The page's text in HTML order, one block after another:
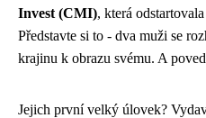
Invest (CMI), která
Představte si to - dva muži se
krajinu k obrazu svému. A
Jejich první velký úlovek?